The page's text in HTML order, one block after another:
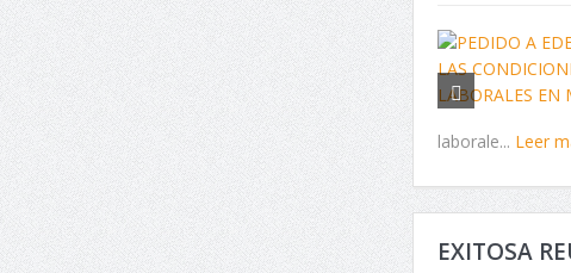
laborale... Leer
EXITOSA